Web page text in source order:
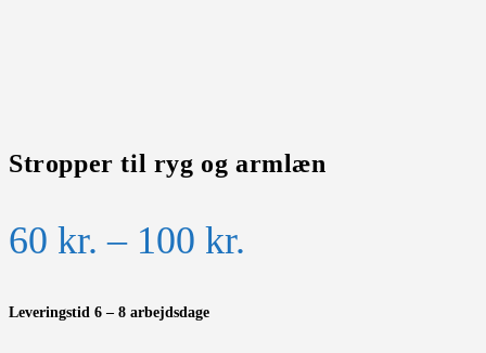
Stropper til ryg og armlæn
60 kr. – 100 kr.
Leveringstid 6 – 8 arbejdsdage